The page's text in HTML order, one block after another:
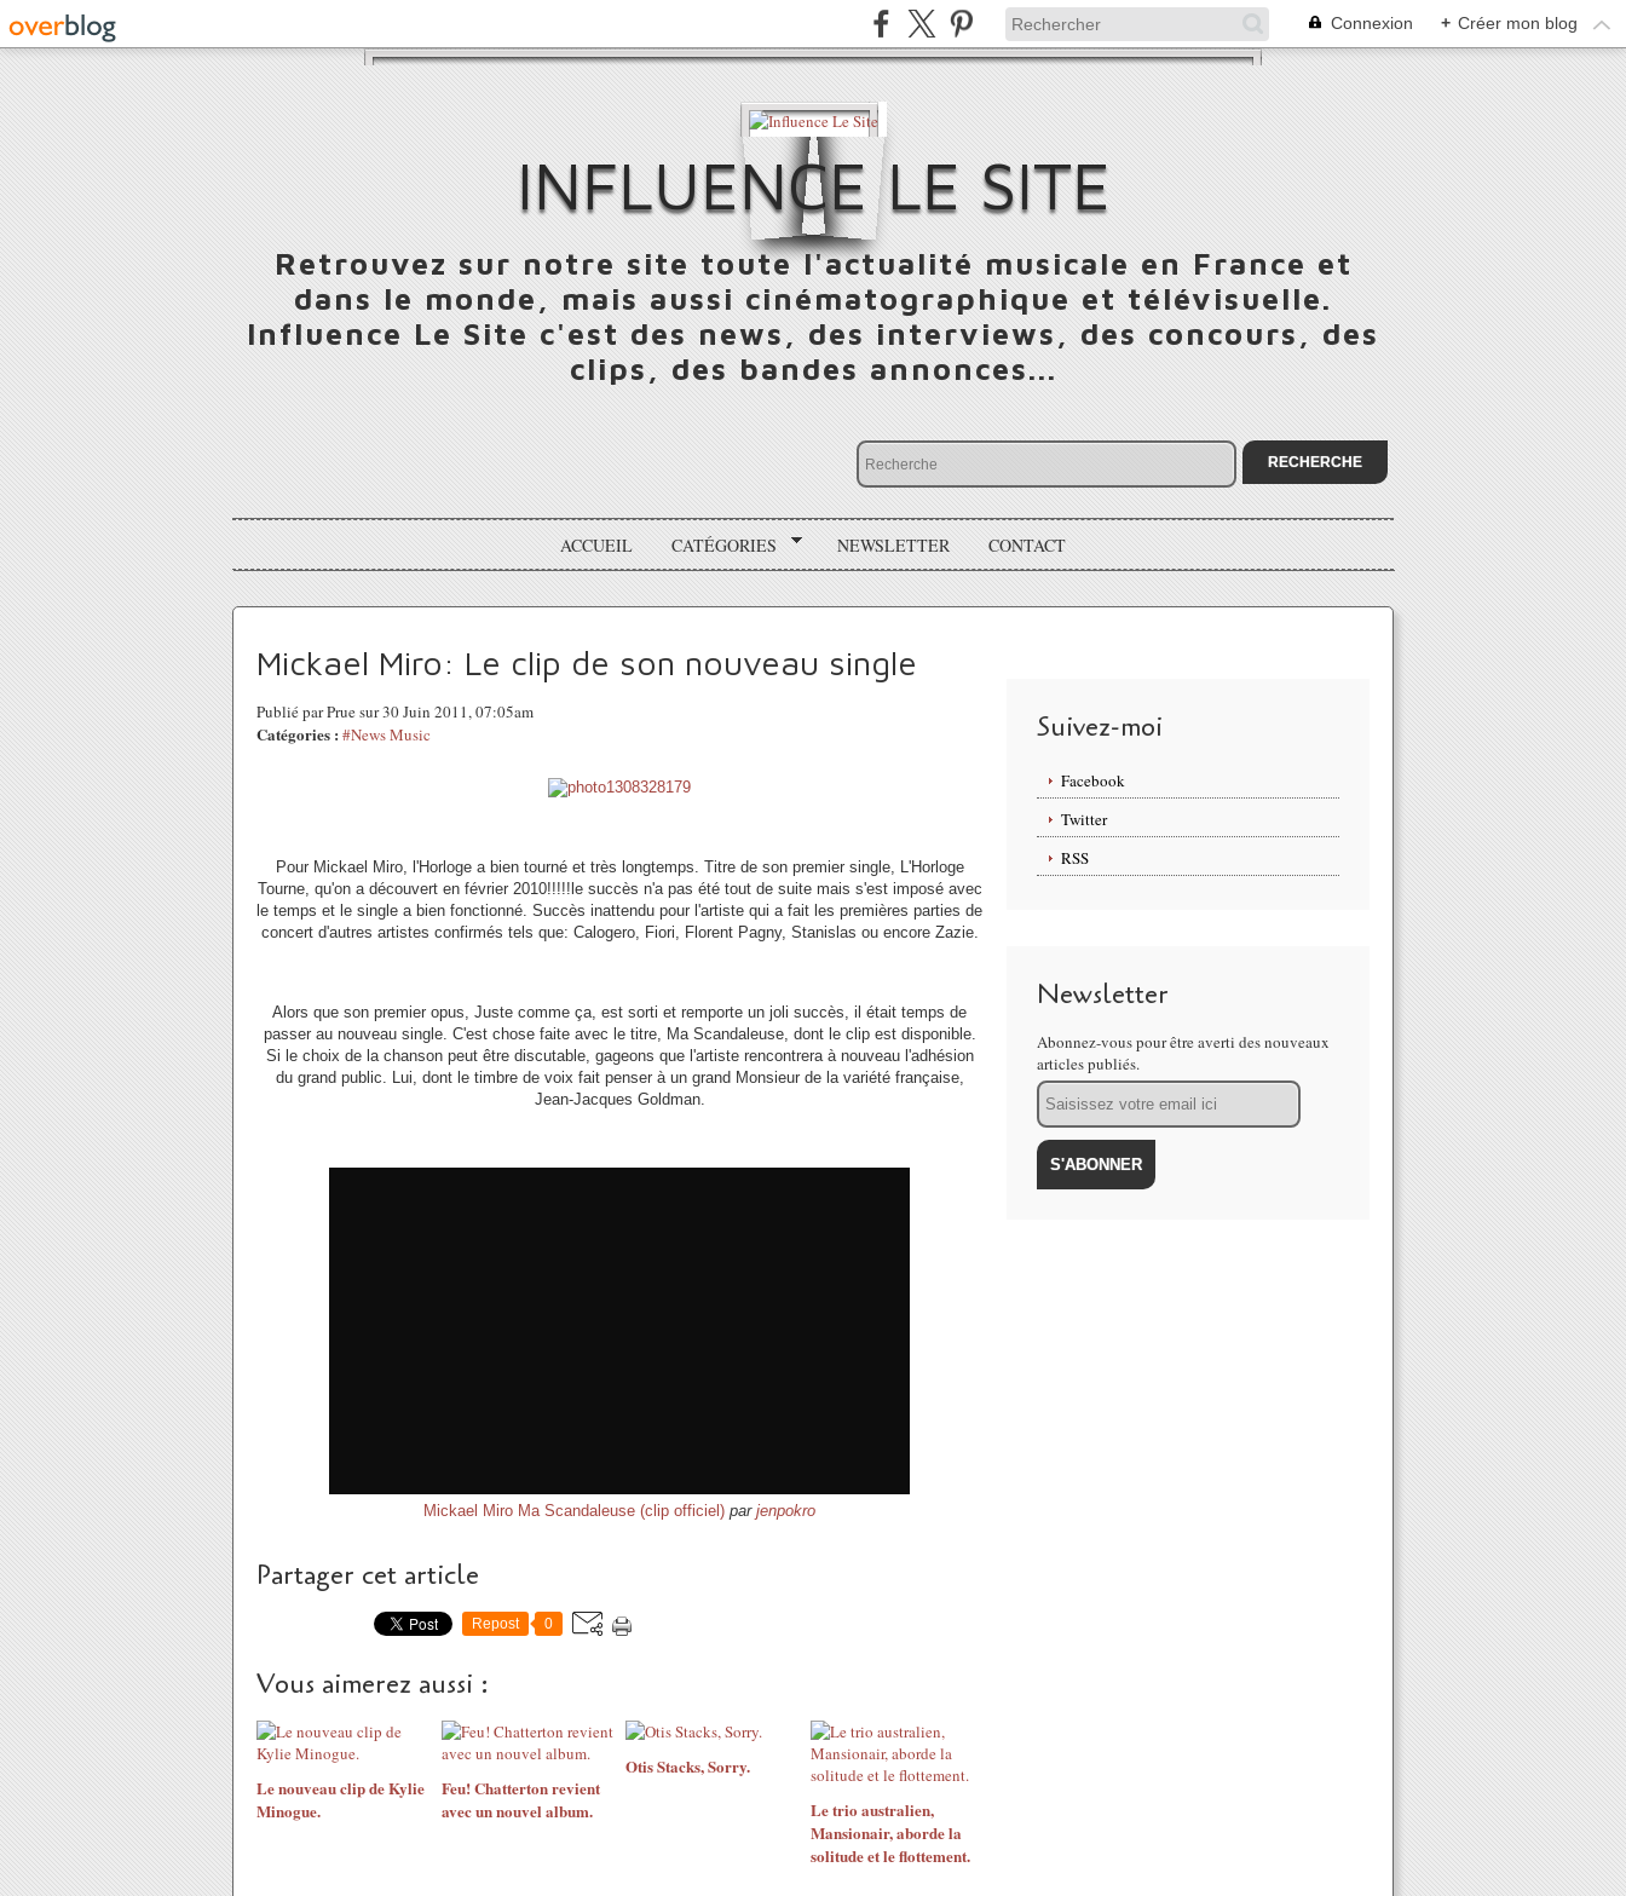
Connexion + Créer mon blog
INFLUENCE LE SITE
Retrouvez sur notre site toute l'actualité musicale en France et
dans le monde, mais aussi cinématographique et télévisuelle.
Influence Le Site c'est des news, des interviews, des concours, des
clips, des bandes annonces...
ACCUEIL CATÉGORIES NEWSLETTER CONTACT
Mickael Miro: Le clip de son nouveau single
Publié par Prue sur 30 Juin 2011, 07:05am
Catégories : #News Music
Pour Mickael Miro, l'Horloge a bien tourné et très longtemps. Titre de son premier single, L'Horloge
Tourne, qu'on a découvert en février 2010!!!!!le succès n'a pas été tout de suite mais s'est imposé avec
le temps et le single a bien fonctionné. Succès inattendu pour l'artiste qui a fait les premières parties de
concert d'autres artistes confirmés tels que: Calogero, Fiori, Florent Pagny, Stanislas ou encore Zazie.
Alors que son premier opus, Juste comme ça, est sorti et remporte un joli succès, il était temps de
passer au nouveau single. C'est chose faite avec le titre, Ma Scandaleuse, dont le clip est disponible.
Si le choix de la chanson peut être discutable, gageons que l'artiste rencontrera à nouveau l'adhésion
du grand public. Lui, dont le timbre de voix fait penser à un grand Monsieur de la variété française,
Jean-Jacques Goldman.
Mickael Miro Ma Scandaleuse (clip officiel) par jenpokro
Partager cet article
Repost 0
Vous aimerez aussi :
Le nouveau clip de Kylie
Minogue.
Feu! Chatterton revient
avec un nouvel album.
Otis Stacks, Sorry.
Le trio australien,
Mansionair, aborde la
solitude et le flottement.
Suivez-moi
Facebook
Twitter
RSS
Newsletter
Abonnez-vous pour être averti des nouveaux
articles publiés.
Email